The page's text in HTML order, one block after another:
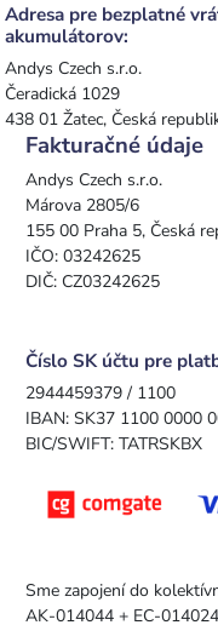
Adresa pre bezplatné
akumulátorov:
Andys Czech s.r.o.
Čeradická 1029
438 01 Žatec, Česká
Fakturačné údaje
Andys Czech s.r.o.
Márova 2805/6
155 00 Praha 5, Česká
IČO: 03242625
DIČ: CZ03242625
Číslo SK účtu pre
2944459379 / 1100
IBAN: SK37 1100 0000
BIC/SWIFT: TATRSKBX
Sme zapojení do
AK-014044 + EC-